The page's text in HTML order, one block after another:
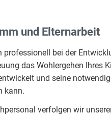
und Elternarbeit
professionell bei der
das Wohlergehen Ihres
und seine
kann.
verfolgen wir